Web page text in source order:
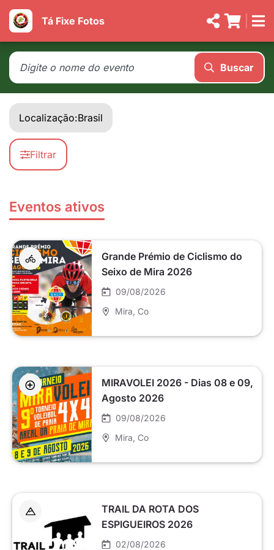
Tá Fixe Fotos
Buscar
Localização:Brasil
Filtrar
Eventos ativos
Grande Prémio de Ciclismo do
Seixo de Mira 2026
09/08/2026
Mira , Co
MIRAVOLEI 2026 - Dias 08 e 09,
Agosto 2026
09/08/2026
Mira , Co
TRAIL DA ROTA DOS
ESPIGUEIROS 2026
02/08/2026